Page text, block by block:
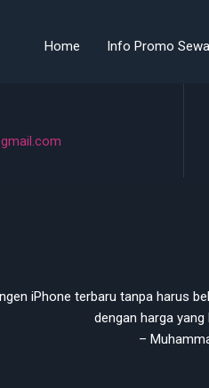
Home Info Promo
iPhone terbaru tanpa harus
dengan harga yang
–